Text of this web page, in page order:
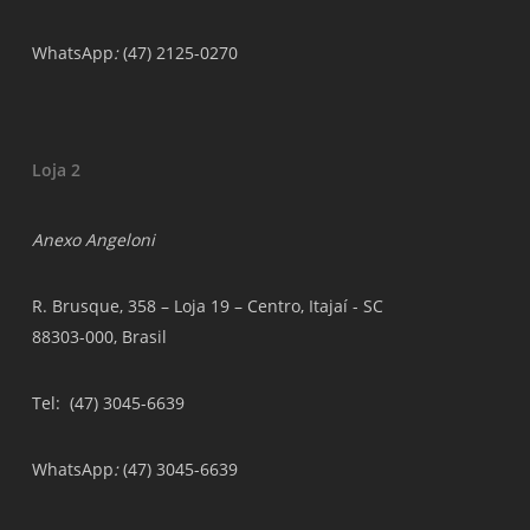
WhatsApp:(47) 2125-0270
Loja 2
Anexo Angeloni
R. Brusque, 358 – Loja 19 – Centro, Itajaí - SC
88303-000, Brasil
Tel: (47) 3045-6639
WhatsApp:(47) 3045-6639